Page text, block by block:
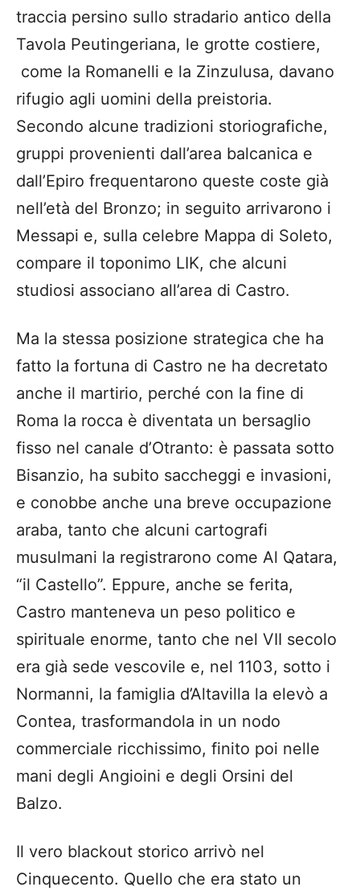
traccia persino sullo stradario antico della
Tavola Peutingeriana, le grotte costiere,
come la Romanelli e la Zinzulusa, davano
rifugio agli uomini della preistoria.
Secondo alcune tradizioni storiografiche,
gruppi provenienti dall’area balcanica e
dall’Epiro frequentarono queste coste già
nell’età del Bronzo; in seguito arrivarono i
Messapi e, sulla celebre Mappa di Soleto,
compare il toponimo LIK, che alcuni
studiosi associano all’area di Castro.
Ma la stessa posizione strategica che ha
fatto la fortuna di Castro ne ha decretato
anche il martirio, perché con la fine di
Roma la rocca è diventata un bersaglio
fisso nel canale d’Otranto: è passata sotto
Bisanzio, ha subito saccheggi e invasioni,
e conobbe anche una breve occupazione
araba, tanto che alcuni cartografi
musulmani la registrarono come Al Qatara,
“il Castello”. Eppure, anche se ferita,
Castro manteneva un peso politico e
spirituale enorme, tanto che nel VII secolo
era già sede vescovile e, nel 1103, sotto i
Normanni, la famiglia d’Altavilla la elevò a
Contea, trasformandola in un nodo
commerciale ricchissimo, finito poi nelle
mani degli Angioini e degli Orsini del
Balzo.
Il vero blackout storico arrivò nel
Cinquecento. Quello che era stato un